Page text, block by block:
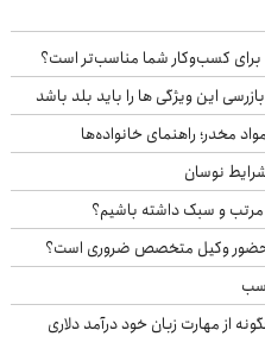
برای کسب‌وکار شما مناسب‌تر است؟
این ویژگی ها را باید بلد باشد
نوسان
و سبک داشته باشیم؟
حضور وکیل متخصص ضروری است؟
از مهارت زبان خود درآمد دلاری